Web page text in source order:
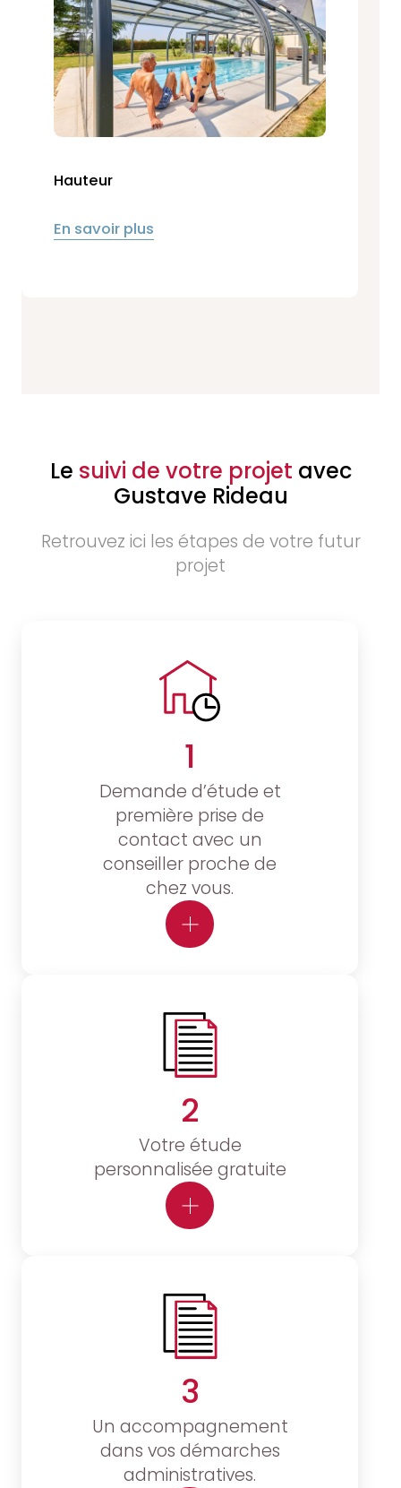
Hauteur
En savoir plus
Le suivi de votre projet avec
Gustave Rideau
Retrouvez ici les étapes de votre futur
projet
1
Demande d’étude et
première prise de
contact avec un
conseiller proche de
chez vous.
2
Votre étude
personnalisée gratuite
3
Un accompagnement
dans vos démarches
administratives.